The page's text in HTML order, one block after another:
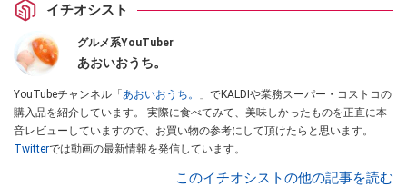
イチオシスト
グルメ系YouTuber
あおいおうち。
YouTubeチャンネル「 あおいおうち。
」でKALDIや業務スーパー・コストコの
購入品を紹介しています。 実際に食べてみて、美味しかったものを正直に本
音レビューしていますので、お買い物の参考にして頂けたらと思います。
Twitterでは動画の最新情報を発信しています。
このイチオシストの他の記事を読む